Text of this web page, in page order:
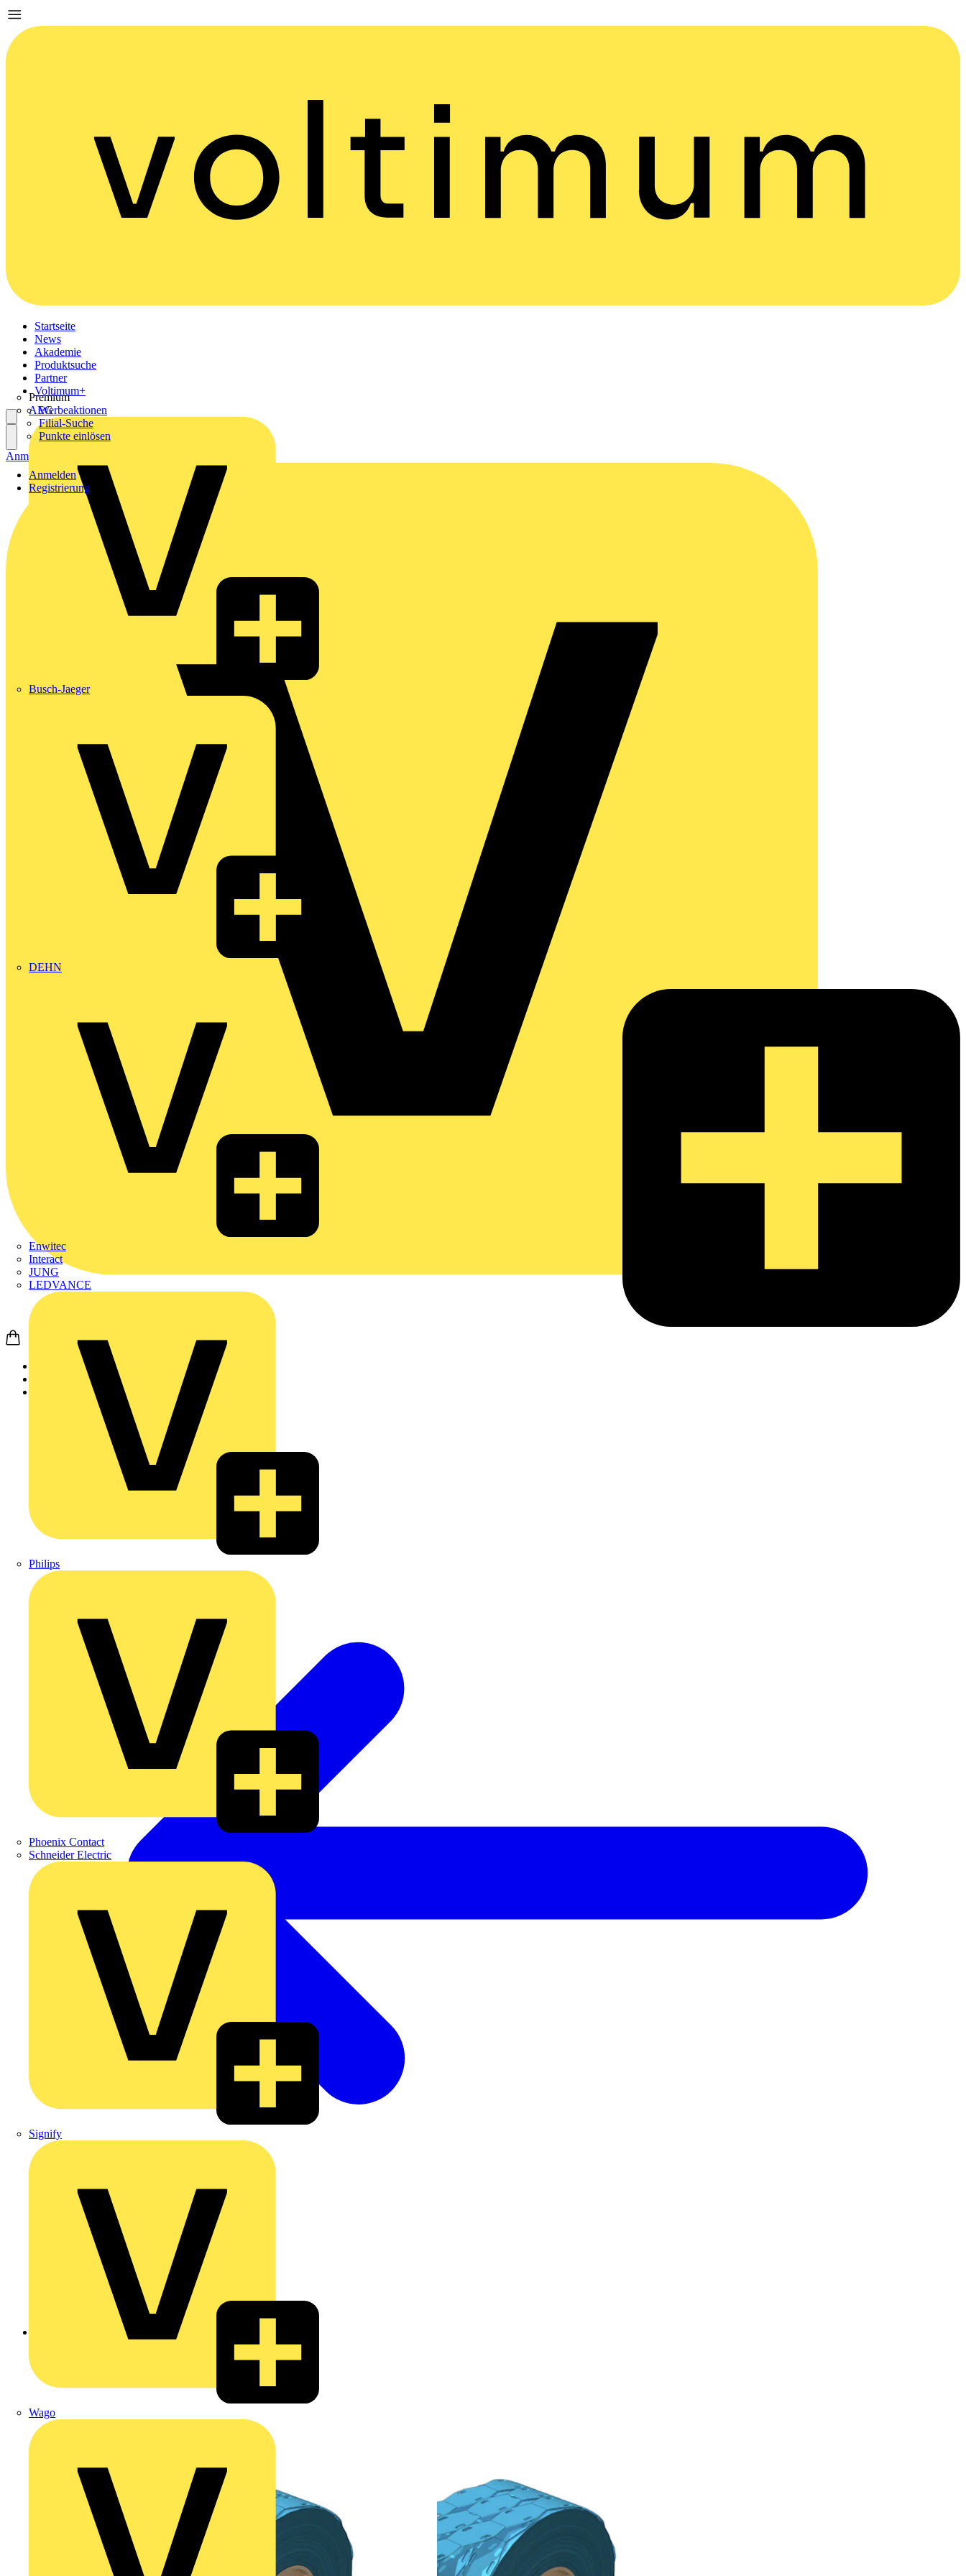
Startseite
News
Akademie
Produktsuche
Partner
Premium
AEG
Busch-Jaeger
DEHN
Enwitec
Interact
JUNG
LEDVANCE
Philips
Phoenix Contact
Schneider Electric
Signify
Wago
Voltimum+
Werbeaktionen
Filial-Suche
Punkte einlösen
Anmelden
Registrierung
Anmelden